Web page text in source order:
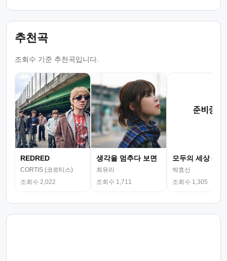
추천곡
조회수 기준 추천곡입니다.
REDRED
CORTIS (코르티스)
조회수 2,022
생각을 멈추다 보면
최유리
조회수 1,711
모두의 세상 (뮤
박효신
조회수 1,305